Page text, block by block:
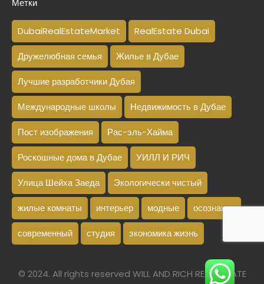
Метки
DubaiRealEstateMarket RealEstate Dubai
Дружелюбная семья Жилье в Дубае
Лучшие разработчики Дубая
Международные школы Недвижимость в Дубае
Пост изображения Рас-эль-Хайма
Роскошные дома в Дубае УИЛЛ И РИЧ
Улица Шейха Заеда Экологически чистый
жилые комнаты интерьер модные осознание
современный студия экономика жизнь
© 2024. All rights reserved WILL AND RICH REAL ESTATE